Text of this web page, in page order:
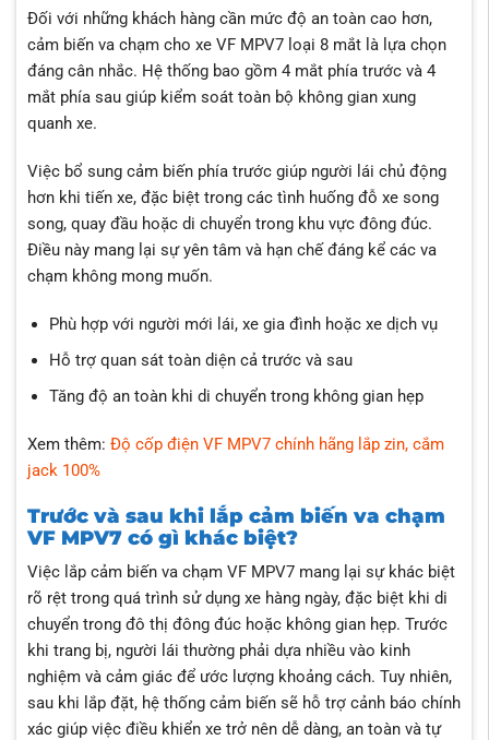
Đối với những khách hàng cần mức độ an toàn cao hơn,
cảm biến va chạm cho xe VF MPV7 loại 8 mắt là lựa chọn
đáng cân nhắc. Hệ thống bao gồm 4 mắt phía trước và 4
mắt phía sau giúp kiểm soát toàn bộ không gian xung
quanh xe.
Việc bổ sung cảm biến phía trước giúp người lái chủ động
hơn khi tiến xe, đặc biệt trong các tình huống đỗ xe song
song, quay đầu hoặc di chuyển trong khu vực đông đúc.
Điều này mang lại sự yên tâm và hạn chế đáng kể các va
chạm không mong muốn.
Phù hợp với người mới lái, xe gia đình hoặc xe dịch vụ
Hỗ trợ quan sát toàn diện cả trước và sau
Tăng độ an toàn khi di chuyển trong không gian hẹp
Xem thêm: Độ cốp điện VF MPV7 chính hãng lắp zin, cắm
jack 100%
Trước và sau khi lắp cảm biến va chạm
VF MPV7 có gì khác biệt?
Việc lắp cảm biến va chạm VF MPV7 mang lại sự khác biệt
rõ rệt trong quá trình sử dụng xe hàng ngày, đặc biệt khi di
chuyển trong đô thị đông đúc hoặc không gian hẹp. Trước
khi trang bị, người lái thường phải dựa nhiều vào kinh
nghiệm và cảm giác để ước lượng khoảng cách. Tuy nhiên,
sau khi lắp đặt, hệ thống cảm biến sẽ hỗ trợ cảnh báo chính
xác giúp việc điều khiển xe trở nên dễ dàng, an toàn và tự